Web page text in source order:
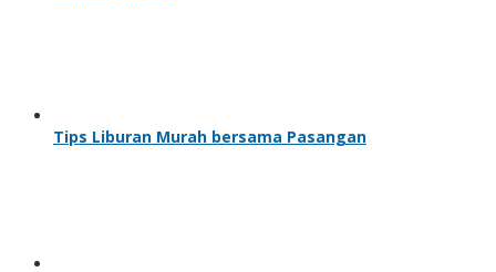
Tips Liburan Murah bersama Pasangan